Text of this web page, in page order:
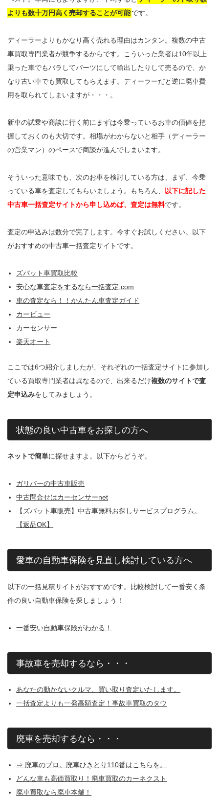
よりも数十万円高く売却することが可能です。
ディーラーよりもかなり高く売れる理由はカンタン。複数の中古
車買取専門業者が競争するからです。こういった業者は10年以上
乗った車でもバラしてパーツにして輸出したりして売るので、か
なり古い車でも買取してもらえます。ディーラーだと逆に廃車費
用を取られてしまいますが・・・。
新車の試乗や商談に行く前にまずは今乗っているお車の価値を把
握しておくのも大切です。相場がわからないと相手（ディーラー
の営業マン）のペースで商談が進んでしまいます。
そういった意味でも、次のお車を検討している方は、まず、今乗
っている車を査定してもらいましょう。もちろん、 以下に記した
中古車一括査定サイトから申し込めば、査定は無料です。
査定の申込みは数分で完了します。今すぐお試しください。以下
がおすすめの中古車一括査定サイトです。
ズバット車買取比較
安心な車査定をするなら一括査定.com
車の査定なら！！かんたん車査定ガイド
カービュー
カーセンサー
楽天オート
ここでは6つ紹介しましたが、それぞれの一括査定サイトに参加し
ている買取専門業者は異なるので、出来るだけ複数のサイトで査
定申込みをしてみましょう。
状態の良い中古車をお探しの方へ
ネットで簡単に探せますよ。以下からどうぞ。
ガリバーの中古車販売
中古問合せはカーセンサーnet
【ズバット車販売】中古車無料お探しサービスプログラム。
【返品OK】
愛車の自動車保険を見直し検討している方へ
以下の一括見積サイトがおすすめです。比較検討して一番安く条
件の良い自動車保険を探しましょう！
一番安い自動車保険がわかる！
事故車を売却するなら・・・
あなたの動かないクルマ、買い取り査定いたします。
一括査定よりも一発高額査定！事故車買取のタウ
廃車を売却するなら・・・
⇒ 廃車のプロ。廃車ひきとり110番はこちらを。
どんな車も高価買取り！廃車買取のカーネクスト
廃車買取なら廃車本舗！